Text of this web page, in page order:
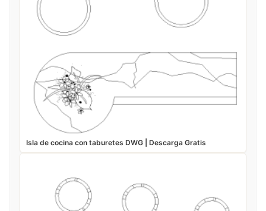
Isla de cocina con taburetes DWG | Descarga Gratis